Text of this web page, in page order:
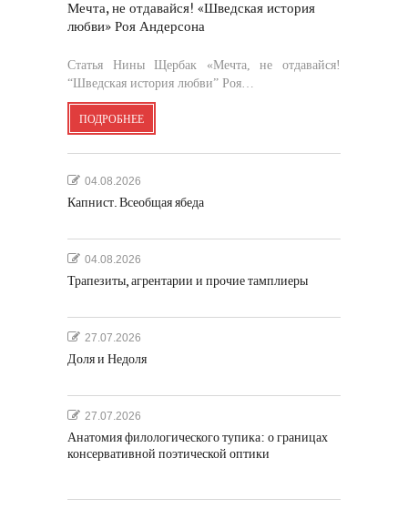
Мечта, не отдавайся! «Шведская история
любви» Роя Андерсона
Статья Нины Щербак «Мечта, не отдавайся!
“Шведская история любви” Роя…
ПОДРОБНЕЕ
04.08.2026
Капнист. Всеобщая ябеда
04.08.2026
Трапезиты, агрентарии и прочие тамплиеры
27.07.2026
Доля и Недоля
27.07.2026
Анатомия филологического тупика: о границах
консервативной поэтической оптики